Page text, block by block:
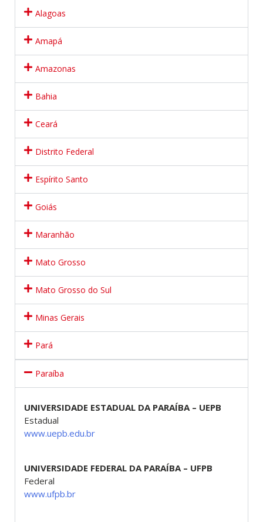
Alagoas
Amapá
Amazonas
Bahia
Ceará
Distrito Federal
Espírito Santo
Goiás
Maranhão
Mato Grosso
Mato Grosso do Sul
Minas Gerais
Pará
Paraíba
UNIVERSIDADE ESTADUAL DA PARAÍBA – UEPB
Estadual
www.uepb.edu.br
UNIVERSIDADE FEDERAL DA PARAÍBA – UFPB
Federal
www.ufpb.br